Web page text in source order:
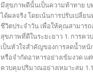
มีสุขภาพดีนั้นเป็นความท้าทาย
ได้ผลจริง โดยเน้นการปรับเปลี่ย
ชีวิตประจำวัน เพื่อให้คุณสามาร
สุขภาพที่ดีในระยะยาว 1. การค
เป็นหัวใจสำคัญของการลดน้ำห
หรือจำกัดอาหารอย่างเข้มงวด แ
ควบคุมปริมาณอย่างเหมาะสม